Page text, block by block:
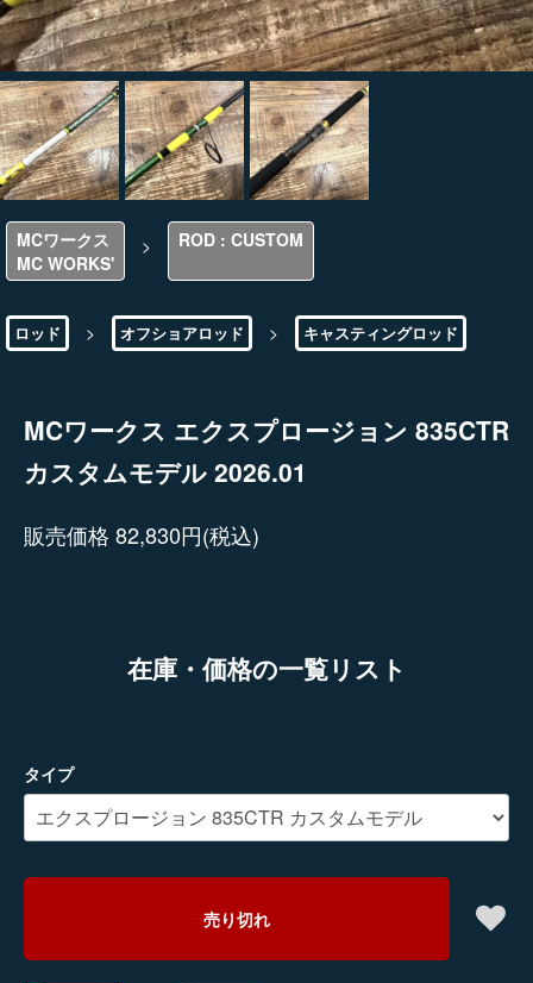
MCワークス
MC WORKS'
> ROD : CUSTOM
ロッド > オフショアロッド > キャスティングロッド
MCワークス エクスプロージョン 835CTR
カスタムモデル 2026.01
販売価格 82,830円(税込)
在庫・価格の一覧リスト
タイプ
売り切れ